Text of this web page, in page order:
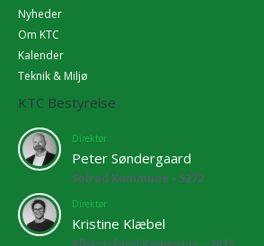
Nyheder
Om KTC
Kalender
Teknik & Miljø
KTC Bestyrelse
Direktør
Peter Søndergaard
Solrød Kommune - 5272
Direktør
Kristine Klæbel